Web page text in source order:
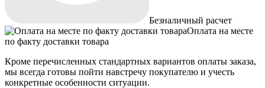
Безналичный расчет
Оплата на месте
по факту доставки товара
Кроме перечисленных стандартных вариантов оплаты заказа,
мы всегда готовы пойти навстречу покупателю и учесть
конкретные особенности ситуации.